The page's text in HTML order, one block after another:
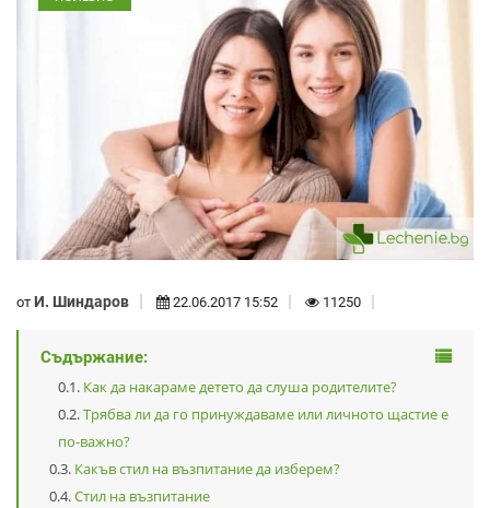
от И. Шиндаров 22.06.2017 15:52 11250
Съдържание:
Как да накараме детето да слуша родителите?
Трябва ли да го принуждаваме или личното щастие е
по-важно?
Какъв стил на възпитание да изберем?
Стил на възпитание